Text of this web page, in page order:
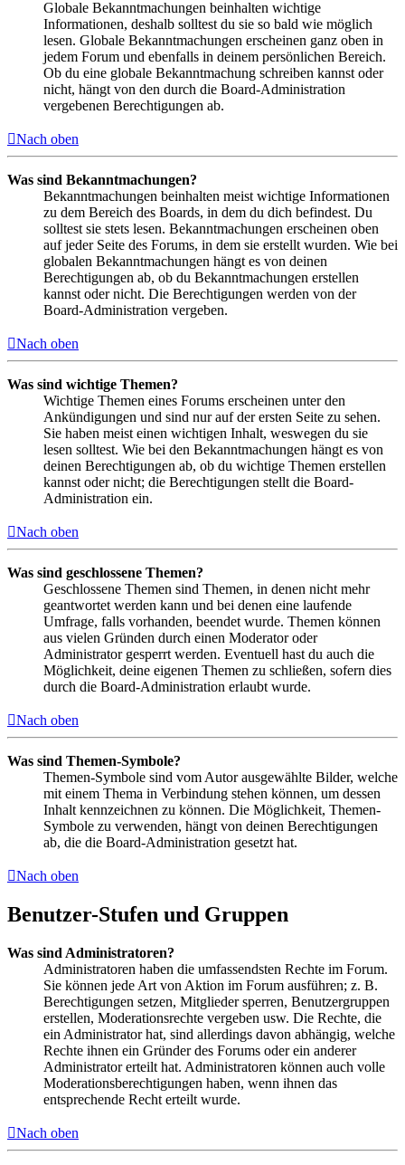
Globale Bekanntmachungen beinhalten wichtige
Informationen, deshalb solltest du sie so bald wie möglich
lesen. Globale Bekanntmachungen erscheinen ganz oben in
jedem Forum und ebenfalls in deinem persönlichen Bereich.
Ob du eine globale Bekanntmachung schreiben kannst oder
nicht, hängt von den durch die Board-Administration
vergebenen Berechtigungen ab.
Nach oben
Was sind Bekanntmachungen?
Bekanntmachungen beinhalten meist wichtige Informationen
zu dem Bereich des Boards, in dem du dich befindest. Du
solltest sie stets lesen. Bekanntmachungen erscheinen oben
auf jeder Seite des Forums, in dem sie erstellt wurden. Wie bei
globalen Bekanntmachungen hängt es von deinen
Berechtigungen ab, ob du Bekanntmachungen erstellen
kannst oder nicht. Die Berechtigungen werden von der
Board-Administration vergeben.
Nach oben
Was sind wichtige Themen?
Wichtige Themen eines Forums erscheinen unter den
Ankündigungen und sind nur auf der ersten Seite zu sehen.
Sie haben meist einen wichtigen Inhalt, weswegen du sie
lesen solltest. Wie bei den Bekanntmachungen hängt es von
deinen Berechtigungen ab, ob du wichtige Themen erstellen
kannst oder nicht; die Berechtigungen stellt die Board-
Administration ein.
Nach oben
Was sind geschlossene Themen?
Geschlossene Themen sind Themen, in denen nicht mehr
geantwortet werden kann und bei denen eine laufende
Umfrage, falls vorhanden, beendet wurde. Themen können
aus vielen Gründen durch einen Moderator oder
Administrator gesperrt werden. Eventuell hast du auch die
Möglichkeit, deine eigenen Themen zu schließen, sofern dies
durch die Board-Administration erlaubt wurde.
Nach oben
Was sind Themen-Symbole?
Themen-Symbole sind vom Autor ausgewählte Bilder, welche
mit einem Thema in Verbindung stehen können, um dessen
Inhalt kennzeichnen zu können. Die Möglichkeit, Themen-
Symbole zu verwenden, hängt von deinen Berechtigungen
ab, die die Board-Administration gesetzt hat.
Nach oben
Benutzer-Stufen und Gruppen
Was sind Administratoren?
Administratoren haben die umfassendsten Rechte im Forum.
Sie können jede Art von Aktion im Forum ausführen; z. B.
Berechtigungen setzen, Mitglieder sperren, Benutzergruppen
erstellen, Moderationsrechte vergeben usw. Die Rechte, die
ein Administrator hat, sind allerdings davon abhängig, welche
Rechte ihnen ein Gründer des Forums oder ein anderer
Administrator erteilt hat. Administratoren können auch volle
Moderationsberechtigungen haben, wenn ihnen das
entsprechende Recht erteilt wurde.
Nach oben